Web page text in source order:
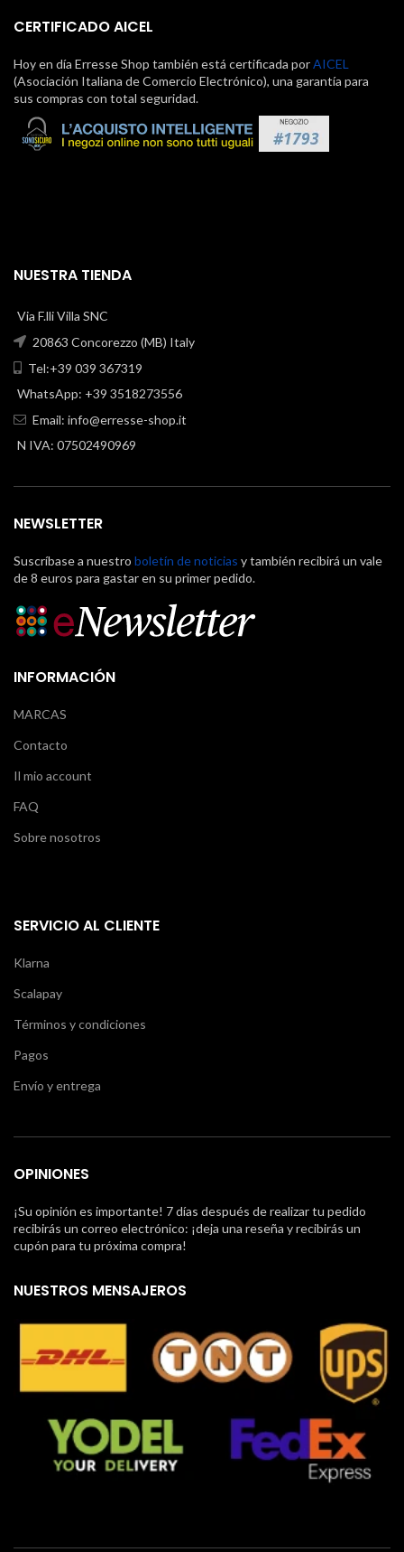
CERTIFICADO AICEL
Hoy en día Erresse Shop también está certificada porAICEL
(Asociación Italiana de Comercio Electrónico), una garantía para
sus compras con total seguridad.
NUESTRA TIENDA
Via F.lli Villa SNC
20863 Concorezzo (MB) Italy
Tel:+39 039 367319
WhatsApp: +39 3518273556
Email: info@erresse-shop.it
N IVA: 07502490969
NEWSLETTER
Suscríbase a nuestro boletín de noticias y también recibirá un vale
de 8 euros para gastar en su primer pedido.
INFORMACIÓN
MARCAS
Contacto
Il mio account
FAQ
Sobre nosotros
SERVICIO AL CLIENTE
Klarna
Scalapay
Términos y condiciones
Pagos
Envío y entrega
OPINIONES
¡Su opinión es importante! 7 días después de realizar tu pedido
recibirás un correo electrónico: ¡deja una reseña y recibirás un
cupón para tu próxima compra!
NUESTROS MENSAJEROS